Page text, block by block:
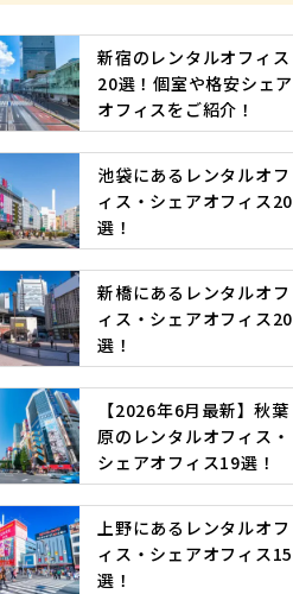
新宿のレンタルオフィス
20選！個室や格安シェア
オフィスをご紹介！
池袋にあるレンタルオフ
ィス・シェアオフィス20
選！
新橋にあるレンタルオフ
ィス・シェアオフィス20
選！
【2026年6月最新】秋葉
原のレンタルオフィス・
シェアオフィス19選！
上野にあるレンタルオフ
ィス・シェアオフィス15
選！